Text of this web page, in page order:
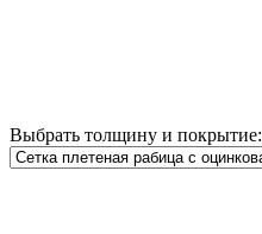
Выбрать толщину и покрытие: